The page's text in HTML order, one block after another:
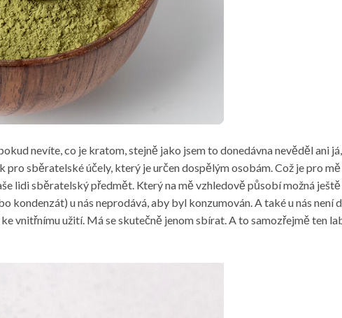
nevíte,co je kratom, stejně jako jsem to donedávna nevěděl ani
pro sběratelské účely, který je určen dospělým osobám. Což je pro
lidi sběratelský předmět. Který na mě vzhledově působí možná
kondenzát) u nás neprodává, aby byl konzumován. A také u nás není
vnitřnímu užití. Má se skutečně jenom sbírat. A to samozřejmě ten